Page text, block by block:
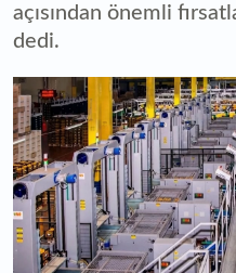
açısından önemli
dedi.